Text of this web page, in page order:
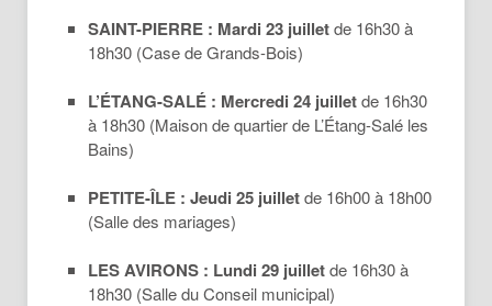
SAINT-PIERRE : Mardi 23 juilletde 16h30 à
18h30 (Case de Grands-Bois)
L’ÉTANG-SALÉ : Mercredi 24 juilletde 16h30
à 18h30 (Maison de quartier de L’Étang-Salé les
Bains)
PETITE-ÎLE : Jeudi 25 juilletde 16h00 à 18h00
(Salle des mariages)
LES AVIRONS : Lundi 29 juilletde 16h30 à
18h30 (Salle du Conseil municipal)